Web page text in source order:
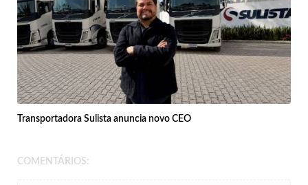
Transportadora Sulista anuncia novo CEO
COMENTÁRIOS: